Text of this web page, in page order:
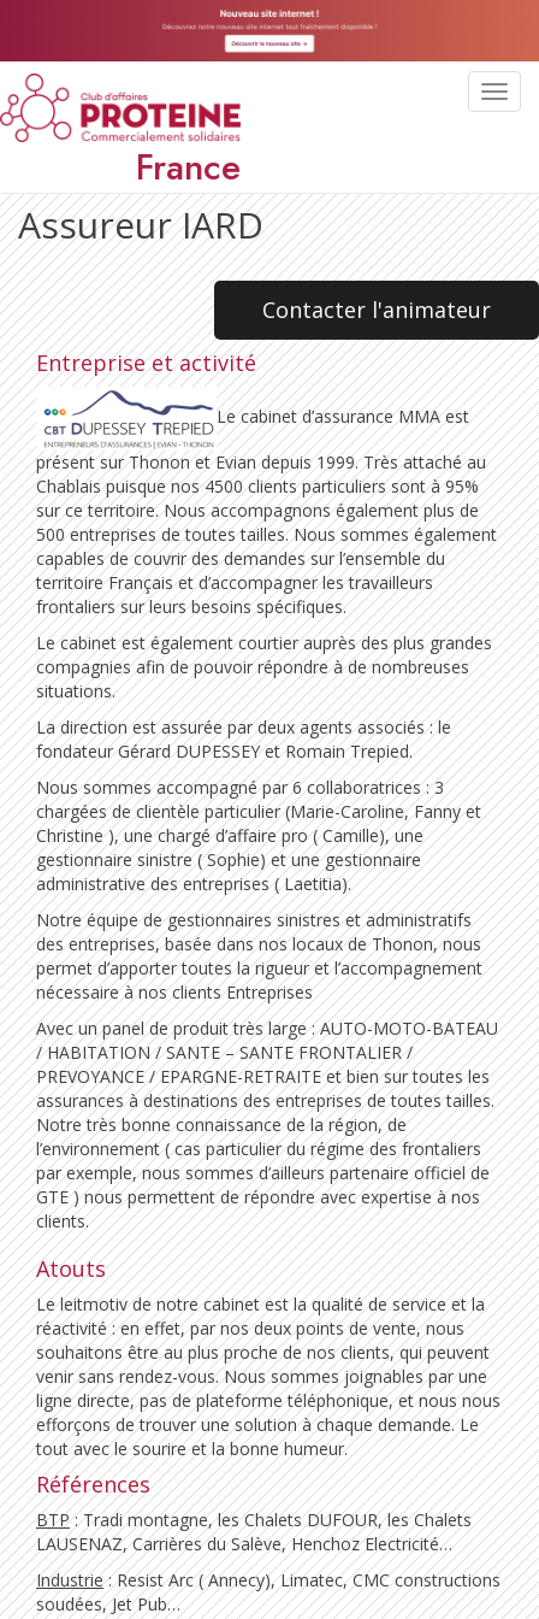
France
Assureur IARD
Contacter l'animateur
Entreprise et activité
Le cabinet d’assurance MMA est
présent sur Thonon et Evian depuis 1999. Très attaché au
Chablais puisque nos 4500 clients particuliers sont à 95%
sur ce territoire. Nous accompagnons également plus de
500 entreprises de toutes tailles. Nous sommes également
capables de couvrir des demandes sur l’ensemble du
territoire Français et d’accompagner les travailleurs
frontaliers sur leurs besoins spécifiques.
Le cabinet est également courtier auprès des plus grandes
compagnies afin de pouvoir répondre à de nombreuses
situations.
La direction est assurée par deux agents associés : le
fondateur Gérard DUPESSEY et Romain Trepied.
Nous sommes accompagné par 6 collaboratrices : 3
chargées de clientèle particulier (Marie-Caroline, Fanny et
Christine ), une chargé d’affaire pro ( Camille), une
gestionnaire sinistre ( Sophie) et une gestionnaire
administrative des entreprises ( Laetitia).
Notre équipe de gestionnaires sinistres et administratifs
des entreprises, basée dans nos locaux de Thonon, nous
permet d’apporter toutes la rigueur et l’accompagnement
nécessaire à nos clients Entreprises
Avec un panel de produit très large : AUTO-MOTO-BATEAU
/ HABITATION / SANTE – SANTE FRONTALIER /
PREVOYANCE / EPARGNE-RETRAITE et bien sur toutes les
assurances à destinations des entreprises de toutes tailles.
Notre très bonne connaissance de la région, de
l’environnement ( cas particulier du régime des frontaliers
par exemple, nous sommes d’ailleurs partenaire officiel de
GTE ) nous permettent de répondre avec expertise à nos
clients.
Atouts
Le leitmotiv de notre cabinet est la qualité de service et la
réactivité : en effet, par nos deux points de vente, nous
souhaitons être au plus proche de nos clients, qui peuvent
venir sans rendez-vous. Nous sommes joignables par une
ligne directe, pas de plateforme téléphonique, et nous nous
efforçons de trouver une solution à chaque demande. Le
tout avec le sourire et la bonne humeur.
Références
BTP: Tradi montagne, les Chalets DUFOUR, les Chalets
LAUSENAZ, Carrières du Salève, Henchoz Electricité…
Industrie: Resist Arc ( Annecy), Limatec, CMC constructions
soudées, Jet Pub…